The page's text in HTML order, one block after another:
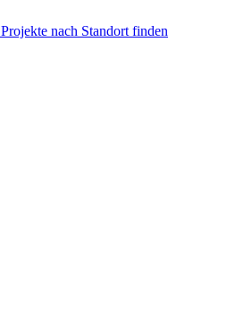
nach Standort finden